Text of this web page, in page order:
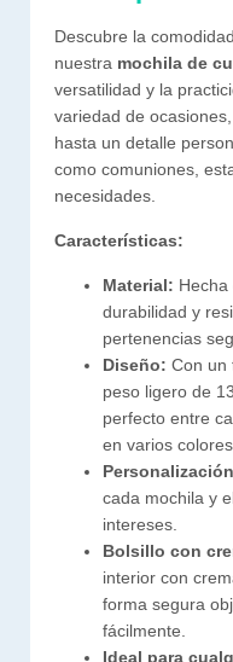
Descubre la
nuestra mochila de
versatilidad y la
variedad de
hasta un detalle
como comuniones,
necesidades.
Características:
Material:
durabilidad y
pertenencias
Diseño: Con un
peso ligero de
perfecto entre
en varios colores.
Personalización
cada mochila y
intereses.
Bolsillo con
interior con
forma segura
fácilmente.
Ideal para